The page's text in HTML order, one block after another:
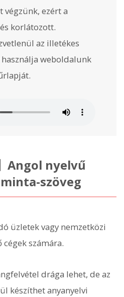
végzünk, ezért a
korlátozott.
az illetékes
weboldalunk
Angol nyelvű
szöveg
üzletek vagy nemzetközi
számára.
drága lehet, de az
készíthet anyanyelvi